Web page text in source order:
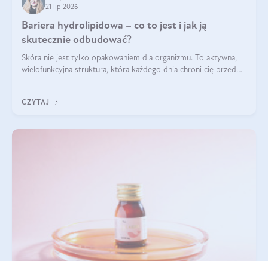
21 lip 2026
Bariera hydrolipidowa – co to jest i jak ją
skutecznie odbudować?
Skóra nie jest tylko opakowaniem dla organizmu. To aktywna,
wielofunkcyjna struktura, która każdego dnia chroni cię przed
bariera hydrolipidowa.
CZYTAJ